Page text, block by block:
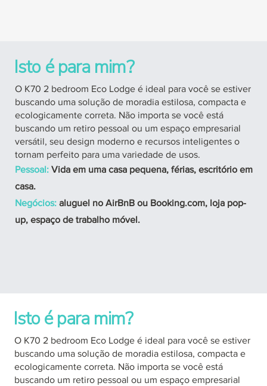
Isto é para mim?
O K70 2 bedroom Eco Lodge é ideal para você se estiver
buscando uma solução de moradia estilosa, compacta e
ecologicamente correta. Não importa se você está
buscando um retiro pessoal ou um espaço empresarial
versátil, seu design moderno e recursos inteligentes o
tornam perfeito para uma variedade de usos.
Pessoal: Vida em uma casa pequena, férias, escritório em
casa.
Negócios: aluguel no AirBnB ou Booking.com, loja pop-
up, espaço de trabalho móvel.
Isto é para mim?
O K70 2 bedroom Eco Lodge é ideal para você se estiver
buscando uma solução de moradia estilosa, compacta e
ecologicamente correta. Não importa se você está
buscando um retiro pessoal ou um espaço empresarial